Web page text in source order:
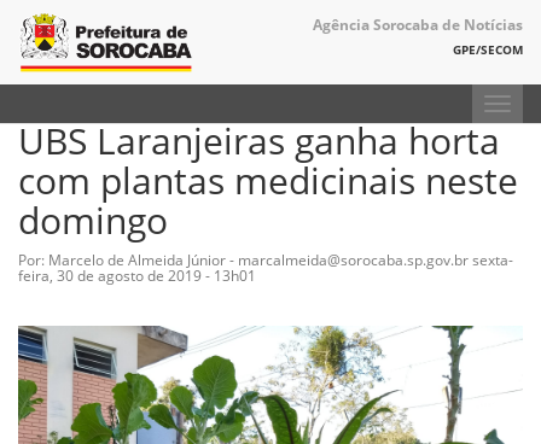
Agência Sorocaba de Notícias
GPE/SECOM
UBS Laranjeiras ganha horta
com plantas medicinais neste
domingo
Por: Marcelo de Almeida Júnior - marcalmeida@sorocaba.sp.gov.brsexta-
feira, 30 de agosto de 2019 - 13h01